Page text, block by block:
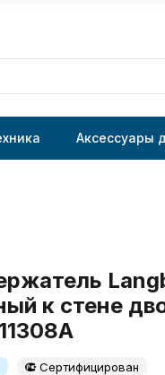
Аксессуары
к стене
Сертифицирован